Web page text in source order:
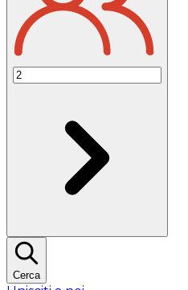
Cerca